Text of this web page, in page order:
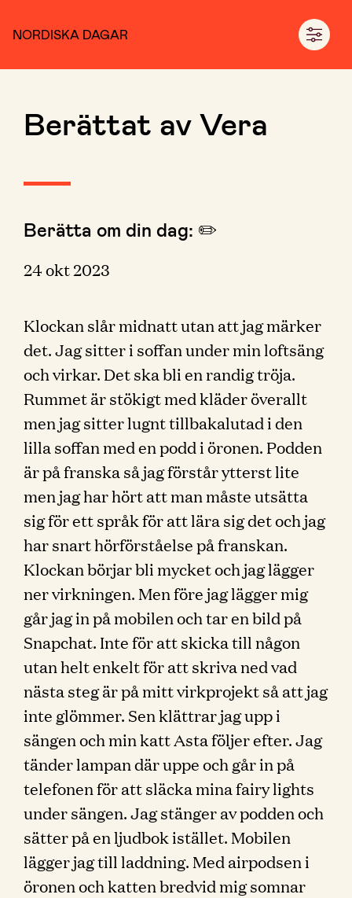
NORDISKA DAGAR
Berättat av Vera
Berätta om din dag: ✏️
24 okt 2023
Klockan slår midnatt utan att jag märker
det. Jag sitter i soffan under min loftsäng
och virkar. Det ska bli en randig tröja.
Rummet är stökigt med kläder överallt
men jag sitter lugnt tillbakalutad i den
lilla soffan med en podd i öronen. Podden
är på franska så jag förstår ytterst lite
men jag har hört att man måste utsätta
sig för ett språk för att lära sig det och jag
har snart hörförståelse på franskan.
Klockan börjar bli mycket och jag lägger
ner virkningen. Men före jag lägger mig
går jag in på mobilen och tar en bild på
Snapchat. Inte för att skicka till någon
utan helt enkelt för att skriva ned vad
nästa steg är på mitt virkprojekt så att jag
inte glömmer. Sen klättrar jag upp i
sängen och min katt Asta följer efter. Jag
tänder lampan där uppe och går in på
telefonen för att släcka mina fairy lights
under sängen. Jag stänger av podden och
sätter på en ljudbok istället. Mobilen
lägger jag till laddning. Med airpodsen i
öronen och katten bredvid mig somnar